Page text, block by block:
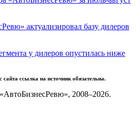
актуализировал базу дилеров
у дилеров опустилась ниже
ссылка на источник обязательна.
2008–2026.